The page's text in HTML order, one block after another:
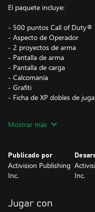
El paquete incluye:
- 500 puntos Call of Duty®
- Aspecto de Operador
- 2 proyectos de arma
- Pantalla de arma
- Pantalla de carga
- Calcomanía
- Grafiti
- Ficha de XP dobles de
del juego en cualquier
Este paquete no es
PC (Microsoft Store) con la
Warzone™.
Mostrar más
Publicado por
Activision Publishing
Inc.
Inc.
Jugar con